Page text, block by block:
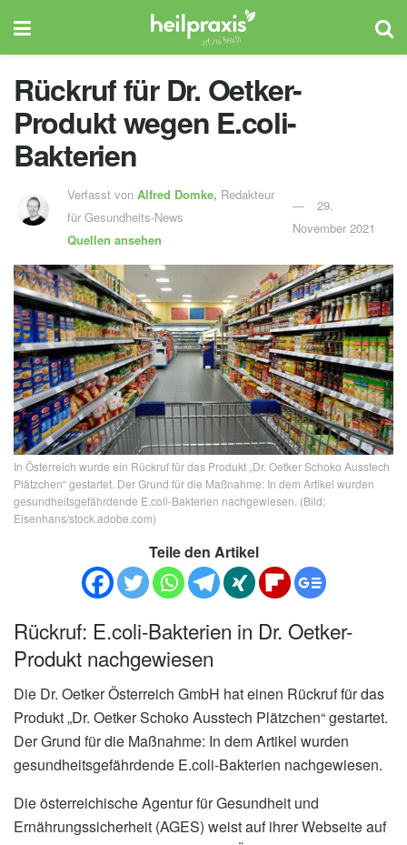
Rückruf für Dr. Oetker-
Produkt wegen E.coli-
Bakterien
Verfasst von Alfred Domke, Redakteur
für Gesundheits-News
Quellen ansehen
29.
November 2021
In Österreich wurde ein Rückruf für das Produkt „Dr. Oetker Schoko Ausstech
Plätzchen“ gestartet. Der Grund für die Maßnahme: In dem Artikel wurden
gesundheitsgefährdende E.coli-Bakterien nachgewiesen. (Bild:
Eisenhans/stock.adobe.com)
Teile den Artikel
Rückruf: E.coli-Bakterien in Dr. Oetker-
Produkt nachgewiesen
Die Dr. Oetker Österreich GmbH hat einen Rückruf für das
Produkt „Dr. Oetker Schoko Ausstech Plätzchen“ gestartet.
Der Grund für die Maßnahme: In dem Artikel wurden
gesundheitsgefährdende E.coli-Bakterien nachgewiesen.
Die österreichische Agentur für Gesundheit und
Ernährungssicherheit (AGES) weist auf ihrer Webseite auf